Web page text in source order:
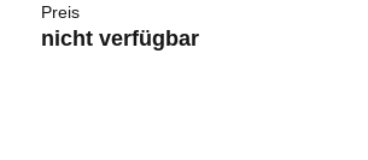
Preis
nicht verfügbar